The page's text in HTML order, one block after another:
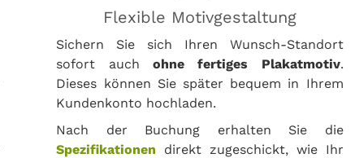
Flexible Motivgestaltung
Sichern Sie sich Ihren Wunsch-Standort
sofort auch ohne fertiges Plakatmotiv.
Dieses können Sie später bequem in Ihrem
Kundenkonto hochladen.
Nach der Buchung erhalten Sie die
Spezifikationen direkt zugeschickt, wie Ihr